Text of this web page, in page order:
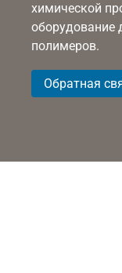
химической
оборудование
полимеров.
Обратная